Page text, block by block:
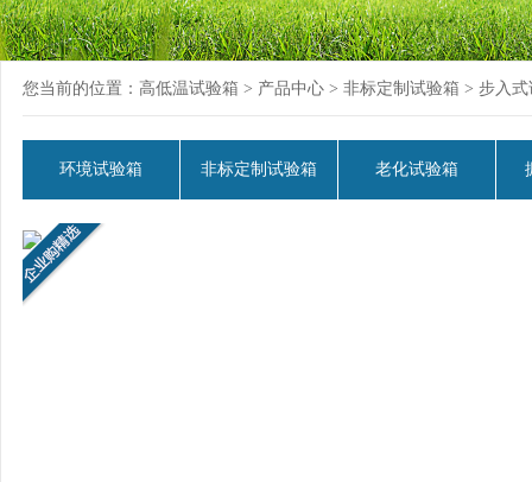
您当前的位置： 高低温试验箱 > 产品中心 > 非标定制试验箱 > 步入
环境试验箱 非标定制试验箱 老化试验箱